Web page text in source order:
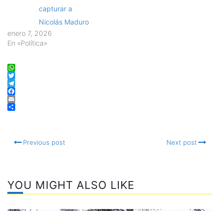
capturar a
Nicolás Maduro
enero 7, 2026
En «Política»
WhatsApp
Twitter
Telegram
Facebook
Email
Previous post Next post
YOU MIGHT ALSO LIKE